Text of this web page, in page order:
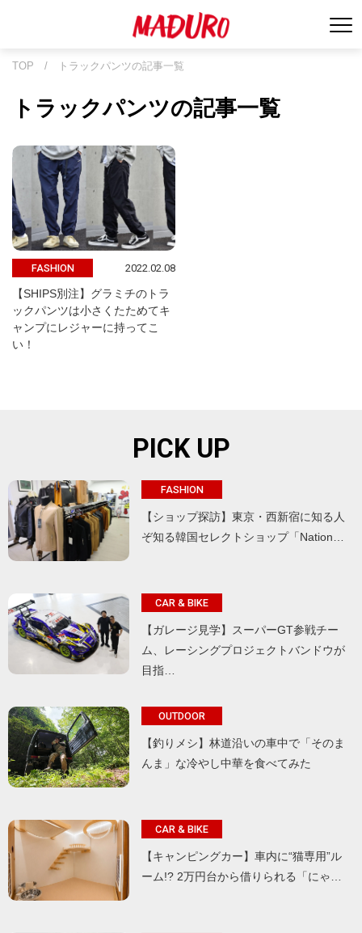
TOP / トラックパンツの記事一覧
トラックパンツの記事一覧
FASHION 2022.02.08
【SHIPS別注】グラミチのトラ
ックパンツは小さくたためてキ
ャンプにレジャーに持ってこ
い！
PICK UP
FASHION
【ショップ探訪】東京・西新宿に知る人
ぞ知る韓国セレクトショップ「Nation…
CAR & BIKE
【ガレージ見学】スーパーGT参戦チー
ム、レーシングプロジェクトバンドウが
目指…
OUTDOOR
【釣りメシ】林道沿いの車中で「そのま
んま」な冷やし中華を食べてみた
CAR & BIKE
【キャンピングカー】車内に“猫専用”ル
ーム!? 2万円台から借りられる「にゃ…